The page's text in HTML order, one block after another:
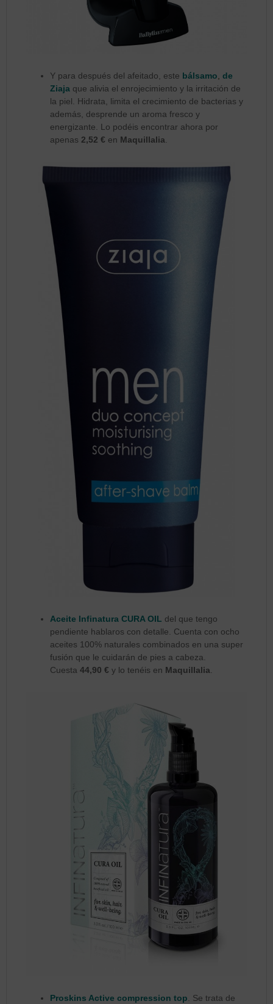
Y para después del afeitado, este bálsamo de
Ziaja que alivia el enrojecimiento y la irritación de
la piel. Hidrata, limita el crecimiento de bacterias y
además, desprende un aroma fresco y
energizante. Lo podéis encontrar ahora por
apenas 2,52 € en Maquillalia
Aceite Infinatura CURA OIL del que tengo
pendiente hablaros con detalle. Cuenta con ocho
aceites 100% naturales combinados en una super
fusión que le cuidarán de pies a cabeza.
Cuesta44,90 € y lo tenéis en Maquillalia.
Proskins Active compression top. Se trata de